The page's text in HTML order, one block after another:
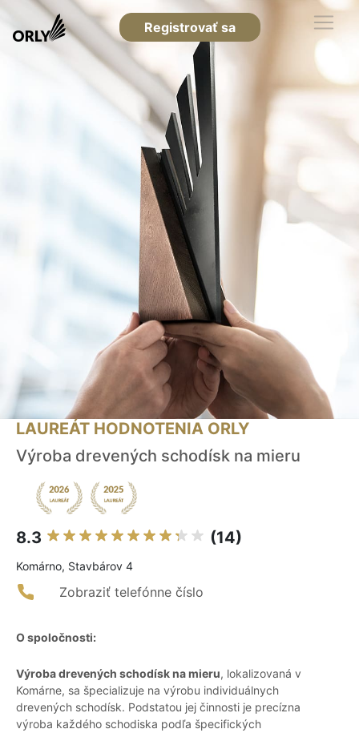
Registrovať sa
LAUREÁT HODNOTENIA ORLY
Výroba drevených schodísk na mieru
8.3 (14)
Komárno, Stavbárov 4
Zobraziť telefónne číslo
O spoločnosti:
Výroba drevených schodísk na mieru, lokalizovaná v
Komárne, sa špecializuje na výrobu individuálnych
drevených schodísk. Podstatou jej činnosti je precízna
výroba každého schodiska podľa špecifických